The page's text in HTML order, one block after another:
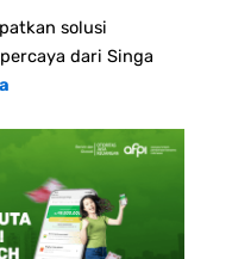
solusi
dari Singa